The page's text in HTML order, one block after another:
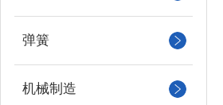
弹簧
机械制造